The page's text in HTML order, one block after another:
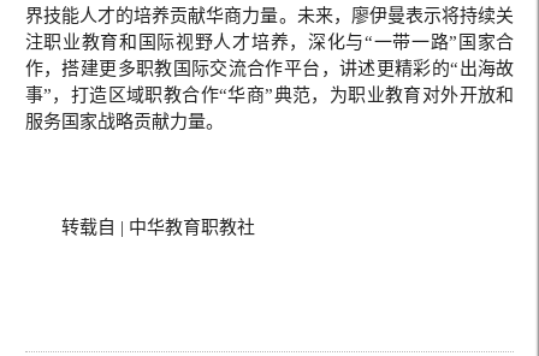
界技能人才的培养贡献华商力量。未来，廖伊曼表示将持续关
注职业教育和国际视野人才培养，深化与“一带一路”国家合
作，搭建更多职教国际交流合作平台，讲述更精彩的“出海故
事”，打造区域职教合作“华商”典范，为职业教育对外开放和
服务国家战略贡献力量。
转载自 | 中华教育职教社